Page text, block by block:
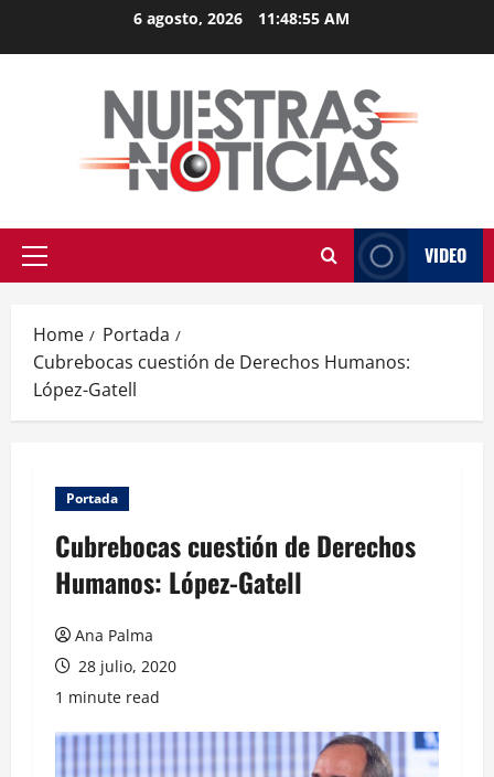
6 agosto, 2026 11:48:55 AM
Primary
VIDEO
Home
Portada
Cubrebocas cuestión de Derechos Humanos:
López-Gatell
Portada
Cubrebocas cuestión de Derechos
Humanos: López-Gatell
Ana Palma
28 julio, 2020
1 minute read